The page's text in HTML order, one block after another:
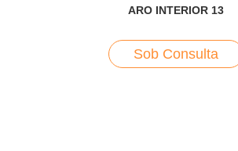
ARO INTERIOR 13
Sob Consulta